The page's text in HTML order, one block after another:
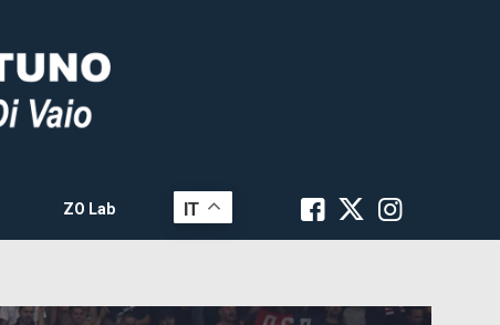
ZO Lab IT